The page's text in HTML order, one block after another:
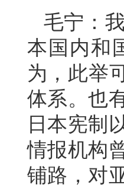
毛宁：
本国内和
为，此举
体系。也
日本宪制
情报机构
铺路，对